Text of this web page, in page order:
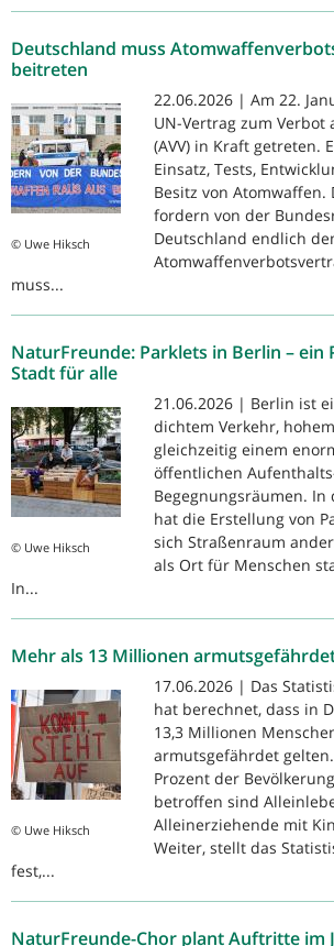
Deutschland muss
beitreten
© Uwe Hiksch
22.06.2026 | Am 22.
UN-Vertrag zum Verbot
(AVV) in Kraft getreten.
Einsatz, Tests,
Besitz von Atomwaffen.
fordern von der
Deutschland endlich
muss...
NaturFreunde: Parklets in Berlin – ein
Stadt für alle
© Uwe Hiksch
21.06.2026 | Berlin ist
dichtem Verkehr,
gleichzeitig einem
öffentlichen
Begegnungsräumen. In
hat die Erstellung von
sich Straßenraum
als Ort für Menschen
In...
Mehr als 13 Millionen
© Uwe Hiksch
17.06.2026 | Das
hat berechnet, dass in
13,3 Millionen
armutsgefährdet gelten.
Prozent der
betroffen sind
Alleinerziehende mit
Weiter, stellt das
fest,...
NaturFreunde-Chor plant Auftritte im